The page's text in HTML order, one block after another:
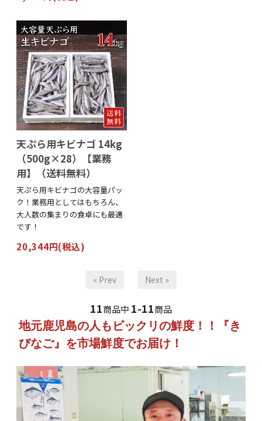
天ぷら用キビナゴ 14kg
（500g×28）【業務
用】（送料無料）
天ぷら用キビナゴの大容量パッ
ク！業務用としてはもちろん、
大人数の集まりの食卓にも最適
です！
20,344円(税込)
« Prev Next »
11商品中 1-11商品
地元鹿児島の人もビックリの鮮度！！『き
びなご』を市場鮮度でお届け！